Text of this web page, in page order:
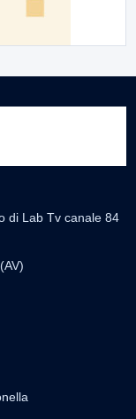
di Lab Tv canale 84